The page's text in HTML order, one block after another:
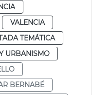
VALENCIA
TEMÁTICA
URBANISMO
BERNABÉ